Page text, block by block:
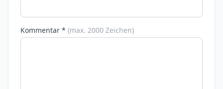
Kommentar * (max. 2000 Zeichen)